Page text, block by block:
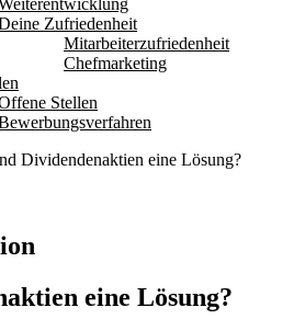
Zufriedenheit
Mitarbeiterzufriedenheit
Chefmarketing
Stellen
eine Lösung?